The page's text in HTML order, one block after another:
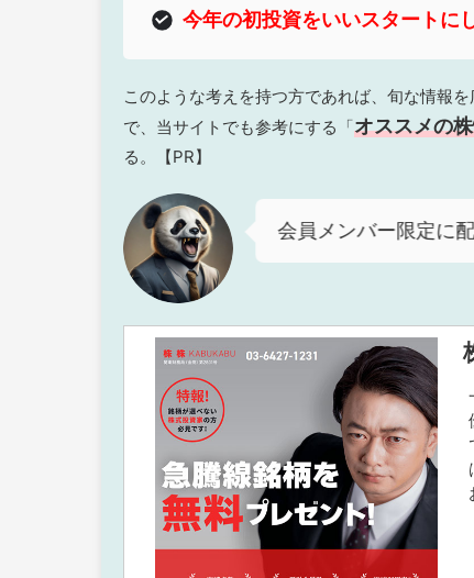
今年の初投資をいいスタートに
このような考えを持つ方であれば、旬な情報
で、当サイトでも参考にする「オススメの
る。【PR】
会員メンバー限定に